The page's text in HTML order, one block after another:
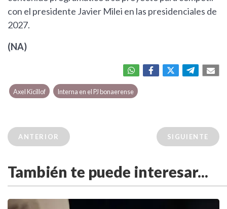
con el presidente Javier Milei en las presidenciales de
2027.
(NA)
Axel Kicillof Interna en el PJ bonaerense
ANTERIOR SIGUIENTE
También te puede interesar...